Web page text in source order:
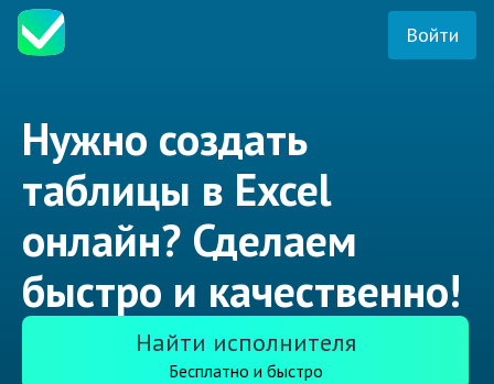
Войти
Нужно создать
таблицы в Excel
онлайн? Сделаем
быстро и качественно!
Найти исполнителя
Бесплатно и быстро